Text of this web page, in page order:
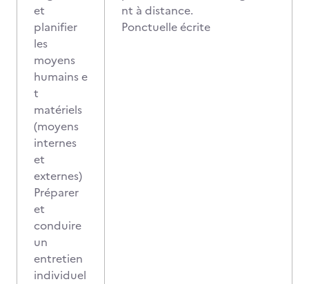
et
planifier
les
moyens
humains e
t
matériels
(moyens
internes
et
externes)
Préparer
et
conduire
un
entretien
individuel
nt à distance.
Ponctuelle écrite